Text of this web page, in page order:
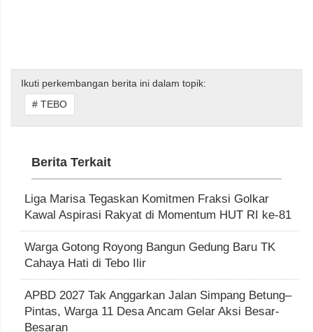
Ikuti perkembangan berita ini dalam topik:
# TEBO
Berita Terkait
Liga Marisa Tegaskan Komitmen Fraksi Golkar
Kawal Aspirasi Rakyat di Momentum HUT RI ke-81
Warga Gotong Royong Bangun Gedung Baru TK
Cahaya Hati di Tebo Ilir
APBD 2027 Tak Anggarkan Jalan Simpang Betung–
Pintas, Warga 11 Desa Ancam Gelar Aksi Besar-
Besaran